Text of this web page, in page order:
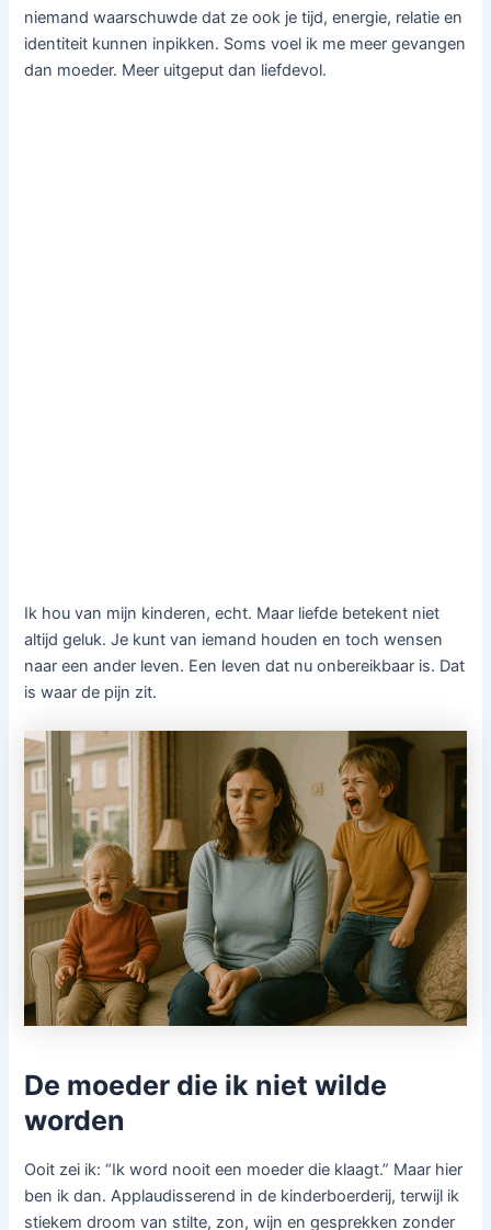
niemand waarschuwde dat ze ook je tijd, energie, relatie en
identiteit kunnen inpikken. Soms voel ik me meer gevangen
dan moeder. Meer uitgeput dan liefdevol.
Ik hou van mijn kinderen, echt. Maar liefde betekent niet
altijd geluk. Je kunt van iemand houden en toch wensen
naar een ander leven. Een leven dat nu onbereikbaar is. Dat
is waar de pijn zit.
De moeder die ik niet wilde
worden
Ooit zei ik: “Ik word nooit een moeder die klaagt.” Maar hier
ben ik dan. Applaudisserend in de kinderboerderij, terwijl ik
stiekem droom van stilte, zon, wijn en gesprekken zonder